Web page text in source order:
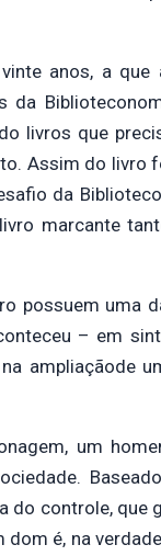
anos, a que
da
livros que
Assim do livro
da
marcante
possuem uma
– em
ampliaçãode
um
do controle, que
é, na